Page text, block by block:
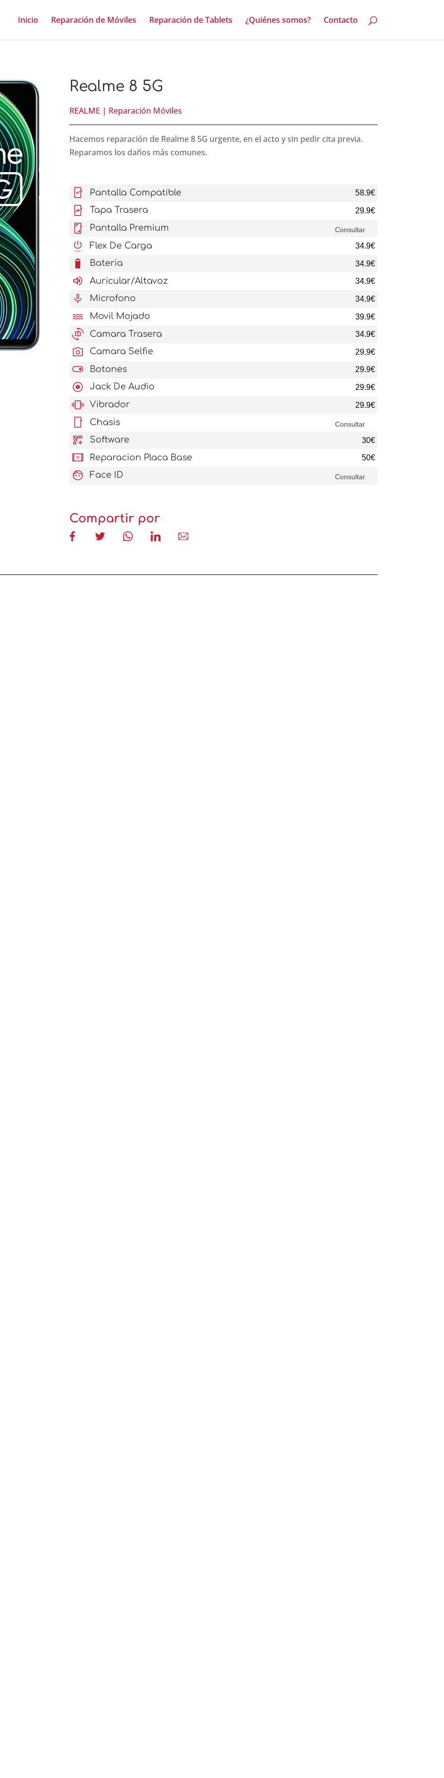
Inicio Reparación de Móviles Reparación de Tablets ¿Quiénes somos? Contacto
Realme 8 5G
REALME | Reparación Móviles
Hacemos reparación de Realme 8 5G urgente, en el acto y sin pedir cita previa.
Reparamos los daños más comunes.
mobile_friendly Pantalla Compatible 58.9€
mobile_screen_share Tapa Trasera 29.9€
screenshot Pantalla Premium Consultar
settings_power Flex De Carga 34.9€
battery_6_bar Bateria 34.9€
volume_up Auricular/Altavoz 34.9€
mic Microfono 34.9€
water Movil Mojado 39.9€
cameraswitch Camara Trasera 34.9€
photo_camera Camara Selfie 29.9€
toggle_on Botones 29.9€
album Jack De Audio 29.9€
vibration Vibrador 29.9€
stay_current_portrait Chasis Consultar
qr_code_2_add Software 30€
aod_tablet Reparacion Placa Base 50€
face Face ID Consultar
Compartir por